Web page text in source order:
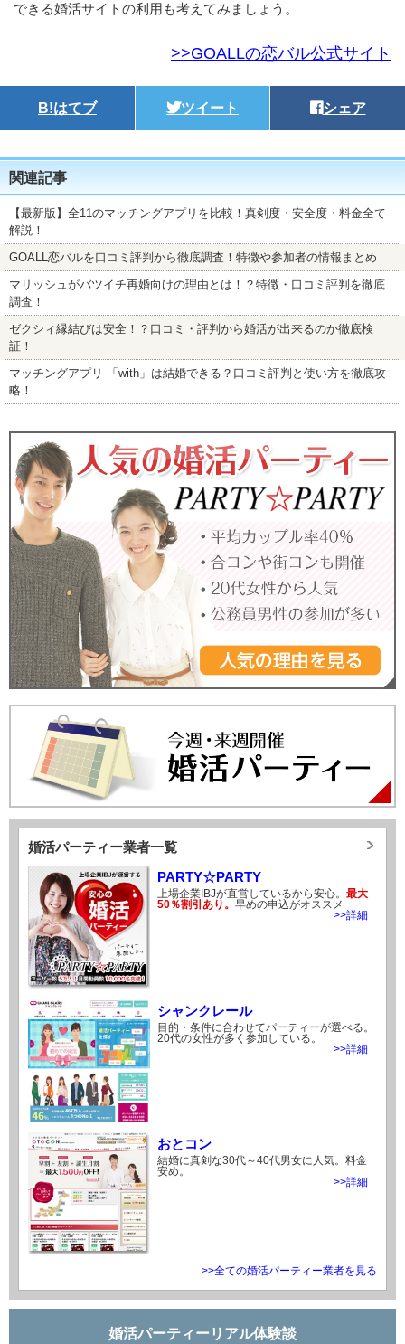
できる婚活サイトの利用も考えてみましょう。
>>GOALLの恋バル公式サイト
B!はてブ ツイート シェア
関連記事
【最新版】全11のマッチングアプリを比較！真剣度・安全度・料金全て
解説！
GOALL恋バルを口コミ評判から徹底調査！特徴や参加者の情報まとめ
マリッシュがバツイチ再婚向けの理由とは！？特徴・口コミ評判を徹底
調査！
ゼクシィ縁結びは安全！？口コミ・評判から婚活が出来るのか徹底検
証！
マッチングアプリ 「with」は結婚できる？口コミ評判と使い方を徹底攻
略！
婚活パーティー業者一覧
PARTY☆PARTY
上場企業IBJが直営しているから安心。 最大
50％割引あり。 早めの申込がオススメ
>>詳細
シャンクレール
目的・条件に合わせてパーティーが選べる。
20代の女性が多く参加している。
>>詳細
おとコン
結婚に真剣な30代～40代男女に人気。料金
安め。
>>詳細
>>全ての婚活パーティー業者を見る
婚活パーティーリアル体験談